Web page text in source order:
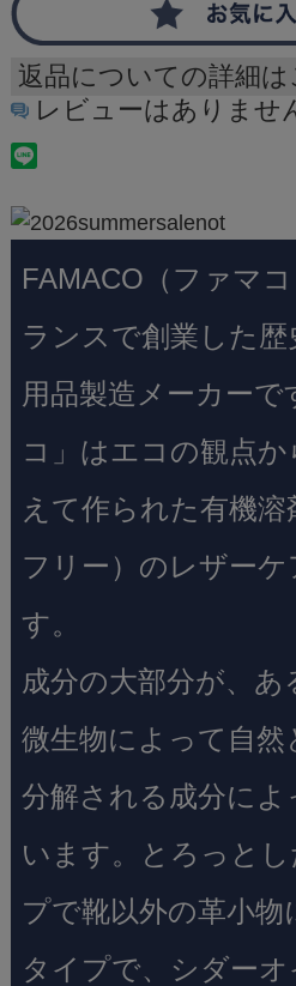
返品についての詳細は
レビューはありませ
FAMACO（ファマ
ランスで創業した
用品製造メーカー
コ」はエコの観点
えて作られた有機溶
フリー）のレザー
す。
成分の大部分が、あ
微生物によって自然
分解される成分によ
います。とろっと
プで靴以外の革小
タイプで、シダー